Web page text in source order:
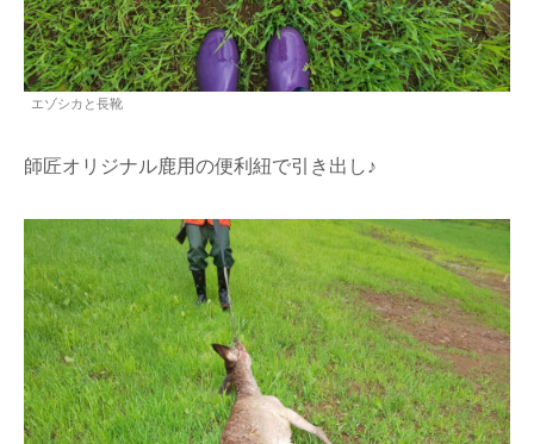
エゾシカと長靴
師匠オリジナル鹿用の便利紐で引き出し♪